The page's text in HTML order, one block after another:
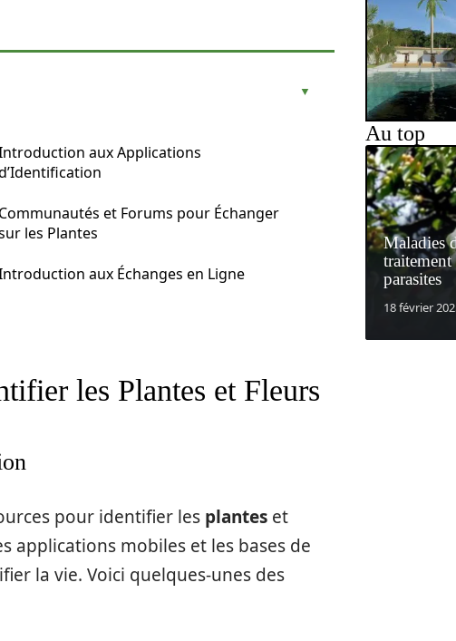
aux Applications
Communautés et Forums pour Échanger
les Plantes
aux Échanges en Ligne
les Plantes et Fleurs
pour identifier les plantes et
applications mobiles et les bases de
la vie. Voici quelques-unes des
Au top
Maladies
traitement
parasites
18 février